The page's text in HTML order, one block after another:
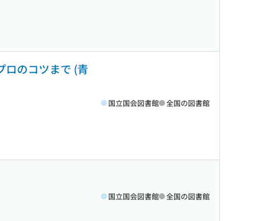
ロのコツまで (青
国立国会図書館 全国の図書館
国立国会図書館 全国の図書館